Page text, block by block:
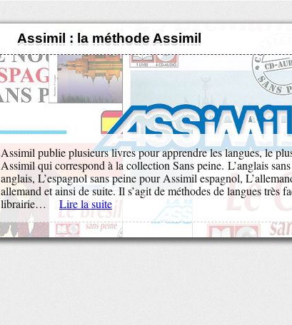
Assimil : la méthode Assimil
Assimil publie plusieurs livres pour apprendre les langues, le
Assimil qui correspond à la collection Sans peine. L’anglais
anglais, L’espagnol sans peine pour Assimil espagnol,
allemand et ainsi de suite. Il s’agit de méthodes de langues très
librairie…
Lire la suite